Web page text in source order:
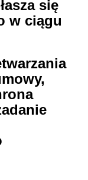
się
w ciągu